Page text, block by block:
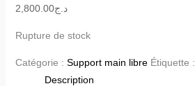
د.ج2,800.00
Rupture de stock
Catégorie : Support main libre Étiquette :
Description